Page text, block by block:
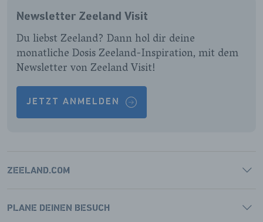
PAGINAPAGINAPAGINAPAGINA
Newsletter Zeeland Visit
Du liebst Zeeland? Dann hol dir deine
monatliche Dosis Zeeland-Inspiration, mit dem
Newsletter von Zeeland Visit!
JETZT ANMELDEN
ZEELAND.COM
PLANE DEINEN BESUCH